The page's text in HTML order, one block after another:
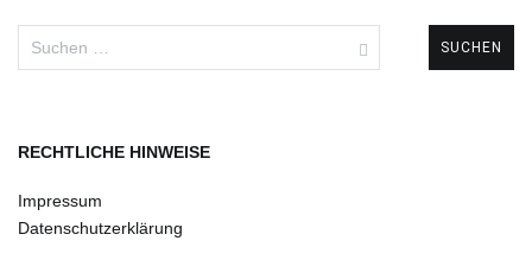
RECHTLICHE HINWEISE
Impressum
Datenschutzerklärung